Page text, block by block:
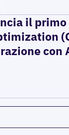
il
con